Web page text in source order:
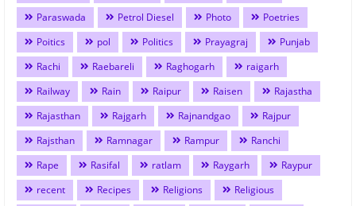
Paraswada
Petrol Diesel Photo
Poetries
Poitics
pol Politics Prayagraj
Punjab
Rachi
Raebareli Raghogarh
raigarh
Railway
Rain Raipur Raisen
Rajastha
Rajasthan
Rajgarh Rajnandgao
Rajpur
Rajsthan
Ramnagar Rampur
Ranchi
Rape
Rasifal ratlam Raygarh
Raypur
recent
Recipes Religions
Religious